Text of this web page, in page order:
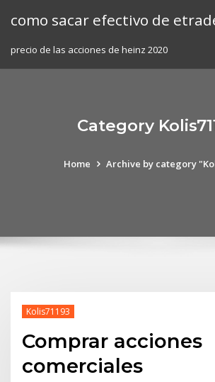
como sacar efectivo de
precio de las acciones de heinz 2020
Category
Home Archive by category
Kolis71193
Comprar acciones
comerciales